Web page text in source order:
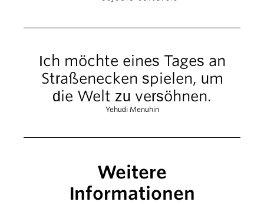
Ich möchte eines Tages an
Straßenecken spielen, um
die Welt zu versöhnen.
Yehudi Menuhin
Weitere
Informationen